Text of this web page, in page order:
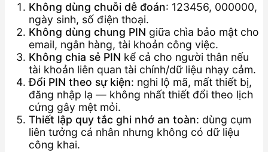
Không dùng chuỗi dễ đoán: 123456, 000000,
ngày sinh, số điện thoại.
Không dùng chung PIN giữa chìa bảo mật cho
email, ngân hàng, tài khoản công việc.
Không chia sẻ PIN kể cả cho người thân nếu
tài khoản liên quan tài chính/dữ liệu nhạy cảm.
Đổi PIN theo sự kiện: nghi lộ mã, mất thiết bị,
đăng nhập lạ — không nhất thiết đổi theo lịch
cứng gây mệt mỏi.
Thiết lập quy tắc ghi nhớ an toàn: dùng cụm
liên tưởng cá nhân nhưng không có dữ liệu
công khai.